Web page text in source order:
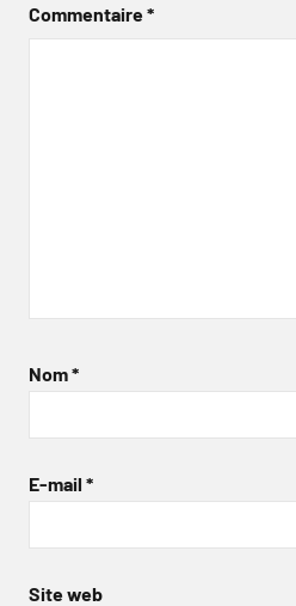
Commentaire*
Nom*
E-mail *
Site web